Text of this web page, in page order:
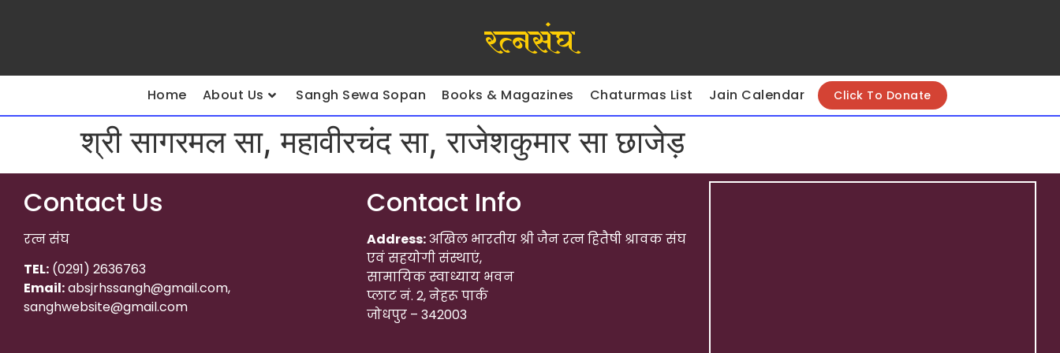
रत्नसंघ
Home About Us Sangh Sewa Sopan Books & Magazines Chaturmas List Jain Calendar Click To Donate
श्री सागरमल सा, महावीरचंद सा, राजेशकुमार सा छाजेड़
Contact Us
रत्न संघ
TEL: (0291) 2636763
Email:absjrhssangh@gmail.com,
sanghwebsite@gmail.com
Contact Info
Address:अखिल भारतीय श्री जैन रत्न हितैषी श्रावक संघ
एवं सहयोगी संस्थाएं,
सामायिक स्वाध्याय भवन
प्लाट नं. 2, नेहरू पार्क
जोधपुर – 342003